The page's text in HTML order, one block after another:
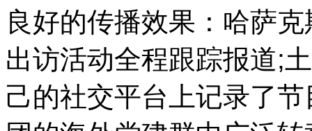
良好的传播效果：哈萨
出访活动全程跟踪报道;
己的社交平台上记录了